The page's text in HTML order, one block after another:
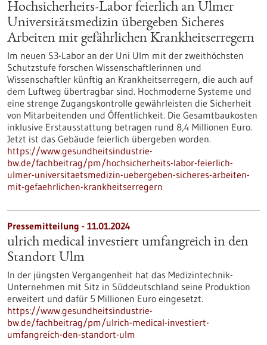
Hochsicherheits-Labor feierlich an Ulmer
Universitätsmedizin übergeben Sicheres
Arbeiten mit gefährlichen Krankheitserregern
Im neuen S3-Labor an der Uni Ulm mit der zweithöchsten
Schutzstufe forschen Wissenschaftlerinnen und
Wissenschaftler künftig an Krankheitserregern, die auch auf
dem Luftweg übertragbar sind. Hochmoderne Systeme und
eine strenge Zugangskontrolle gewährleisten die Sicherheit
von Mitarbeitenden und Öffentlichkeit. Die Gesamtbaukosten
inklusive Erstausstattung betragen rund 8,4 Millionen Euro.
Jetzt ist das Gebäude feierlich übergeben worden.
https://www.gesundheitsindustrie-
bw.de/fachbeitrag/pm/hochsicherheits-labor-feierlich-
ulmer-universitaetsmedizin-uebergeben-sicheres-arbeiten-
mit-gefaehrlichen-krankheitserregern
Pressemitteilung - 11.01.2024
ulrich medical investiert umfangreich in den
Standort Ulm
In der jüngsten Vergangenheit hat das Medizintechnik-
Unternehmen mit Sitz in Süddeutschland seine Produktion
erweitert und dafür 5 Millionen Euro eingesetzt.
https://www.gesundheitsindustrie-
bw.de/fachbeitrag/pm/ulrich-medical-investiert-
umfangreich-den-standort-ulm